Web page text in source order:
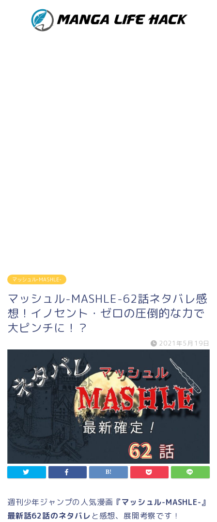
マッシュル-MASHLE-
マッシュル-MASHLE-62話ネタバレ感
想！イノセント・ゼロの圧倒的な力で
大ピンチに！？
2021年5月19日
週刊少年ジャンプの人気漫画 『マッシュル-MASHLE-』
最新話62話のネタバレと感想、展開考察です！